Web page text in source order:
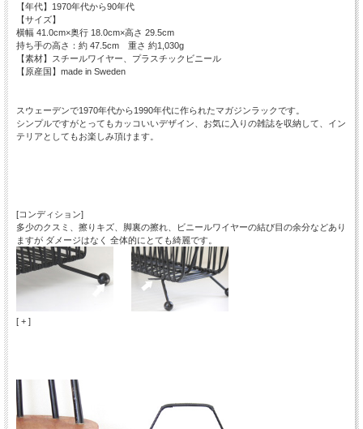
【年代】1970年代から90年代
【サイズ】
横幅 41.0cm×奥行 18.0cm×高さ 29.5cm
持ち手の高さ：約 47.5cm 重さ 約1,030g
【素材】スチールワイヤー、プラスチックビニール
【原産国】made in Sweden
スウェーデンで1970年代から1990年代に作られたマガジンラックです。
シンプルですがとってもカッコいいデザイン、お気に入りの雑誌を収納して、イン
テリアとしてもお楽しみ頂けます。
[コンディション]
多少のクスミ、擦りキズ、脚裏の擦れ、ビニールワイヤーの結び目の余分などあり
ますが ダメージはなく 全体的にとても綺麗です。
[ + ]